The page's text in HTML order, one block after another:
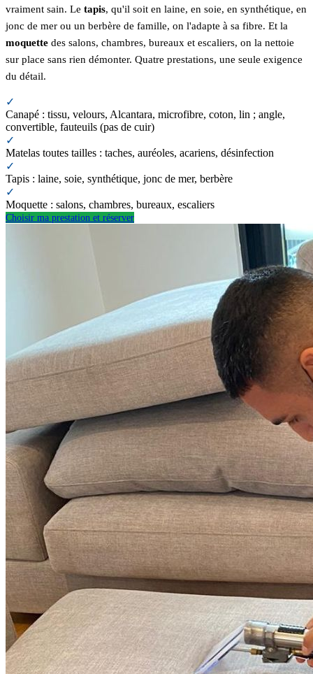
vraiment sain. Le tapis, qu'il soit en laine, en soie, en synthétique, en
jonc de mer ou un berbère de famille, on l'adapte à sa fibre. Et la
moquette des salons, chambres, bureaux et escaliers, on la nettoie
sur place sans rien démonter. Quatre prestations, une seule exigence
du détail.
✓
Canapé : tissu, velours, Alcantara, microfibre, coton, lin ; angle,
convertible, fauteuils (pas de cuir)
✓
Matelas toutes tailles : taches, auréoles, acariens, désinfection
✓
Tapis : laine, soie, synthétique, jonc de mer, berbère
✓
Moquette : salons, chambres, bureaux, escaliers
Choisir ma prestation et réserver